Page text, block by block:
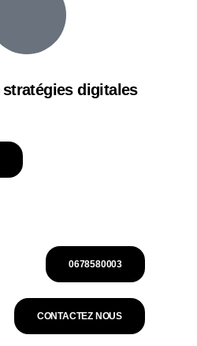
digitales
0678580003
CONTACTEZ NOUS